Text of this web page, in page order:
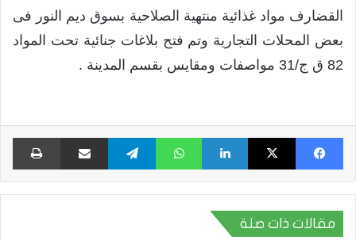
القضارف مواد غذائية منتهية الصلاحية بسوق ديم النور فى
بعض المحلات التجارية وتم فتح بلاغات جنائية تحت المواد
82 ق ج/31 مواصفات ومقايس بقسم المدينة .
فيسبوك X لينكدإن واتساب تيلقرام مشاركة عبر البريد
مقالات ذات صلة